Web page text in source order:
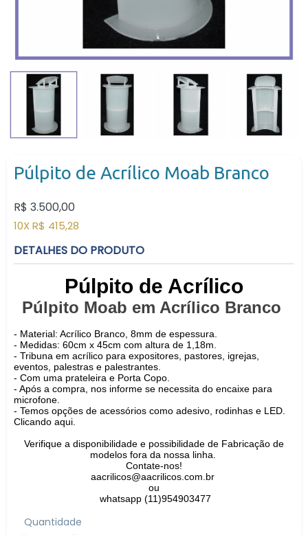
Púlpito de Acrílico Moab Branco
Preço
normal
R$ 3.500,00
10X R$ 415,28
DETALHES DO PRODUTO
Púlpito de Acrílico
Púlpito Moab em Acrílico Branco
- Material: Acrílico Branco, 8mm de espessura.
- Medidas: 60cm x 45cm com altura de 1,18m.
- Tribuna em acrílico para expositores, pastores, igrejas,
eventos, palestras e palestrantes.
- Com uma prateleira e Porta Copo.
- Após a compra, nos informe se necessita do encaixe para
microfone.
- Temos opções de acessórios como adesivo, rodinhas e LED.
Clicando aqui.
Verifique a disponibilidade e possibilidade de Fabricação de
modelos fora da nossa linha.
Contate-nos!
aacrilicos@aacrilicos.com.br
ou
whatsapp (11)954903477
Quantidade